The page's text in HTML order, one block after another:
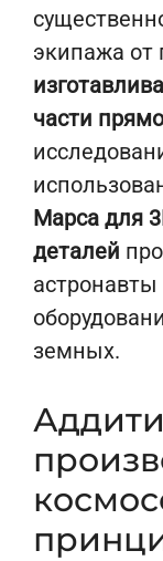
экипажа от
части
Марса для
деталей
астронавты
земных.